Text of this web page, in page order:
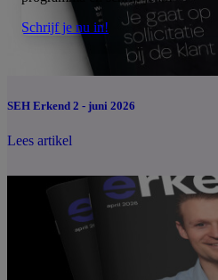
SEH Erkend 2 - juni 2026
Lees artikel
Schrijf je nu in!